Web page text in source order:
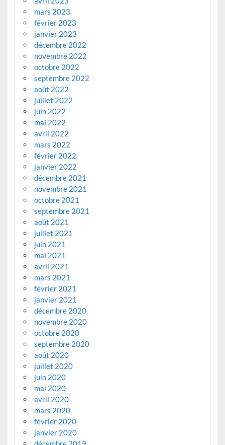
mars 2023
février 2023
janvier 2023
décembre 2022
novembre 2022
octobre 2022
septembre 2022
août 2022
juillet 2022
juin 2022
mai 2022
avril 2022
mars 2022
février 2022
janvier 2022
décembre 2021
novembre 2021
octobre 2021
septembre 2021
août 2021
juillet 2021
juin 2021
mai 2021
avril 2021
mars 2021
février 2021
janvier 2021
décembre 2020
novembre 2020
octobre 2020
septembre 2020
août 2020
juillet 2020
juin 2020
mai 2020
avril 2020
mars 2020
février 2020
janvier 2020